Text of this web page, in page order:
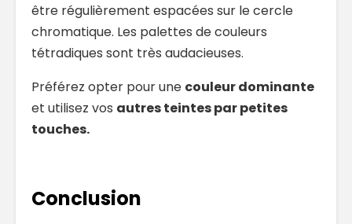
être régulièrement espacées sur le cercle
chromatique. Les palettes de couleurs
tétradiques sont très audacieuses.
Préférez opter pour une couleur dominante
et utilisez vos autres teintes par petites
touches.
Conclusion